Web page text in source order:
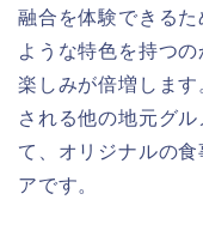
融合を体験できる
ような特色を持つ
楽しみが倍増しま
される他の地元グ
て、オリジナルの
アです。